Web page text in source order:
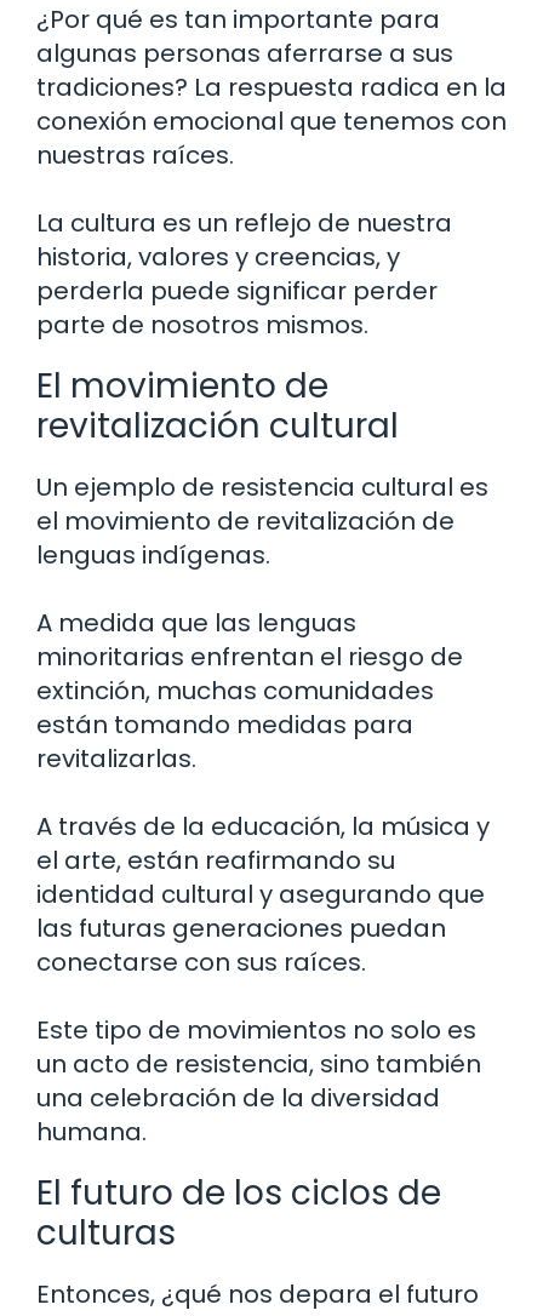
¿Por qué es tan importante para
algunas personas aferrarse a sus
tradiciones? La respuesta radica en la
conexión emocional que tenemos con
nuestras raíces.
La cultura es un reflejo de nuestra
historia, valores y creencias, y
perderla puede significar perder
parte de nosotros mismos.
El movimiento de
revitalización cultural
Un ejemplo de resistencia cultural es
el movimiento de revitalización de
lenguas indígenas.
A medida que las lenguas
minoritarias enfrentan el riesgo de
extinción, muchas comunidades
están tomando medidas para
revitalizarlas.
A través de la educación, la música y
el arte, están reafirmando su
identidad cultural y asegurando que
las futuras generaciones puedan
conectarse con sus raíces.
Este tipo de movimientos no solo es
un acto de resistencia, sino también
una celebración de la diversidad
humana.
El futuro de los ciclos de
culturas
Entonces, ¿qué nos depara el futuro